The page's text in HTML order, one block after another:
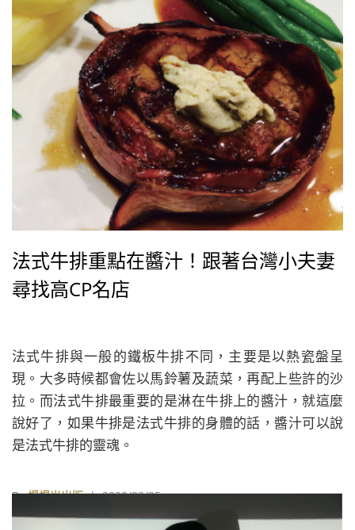
法式牛排重點在醬汁！跟著台灣小夫妻
尋找高CP名店
法式牛排與一般的鐵板牛排不同，主要是以熱瓷盤呈
現。大多時候都會佐以馬鈴薯及蔬菜，再配上些許的沙
拉。而法式牛排最重要的是淋在牛排上的醬汁，就這麼
說好了，如果牛排是法式牛排的身體的話，醬汁可以說
是法式牛排的靈魂。
By榻榻米出版| 2020/02/05